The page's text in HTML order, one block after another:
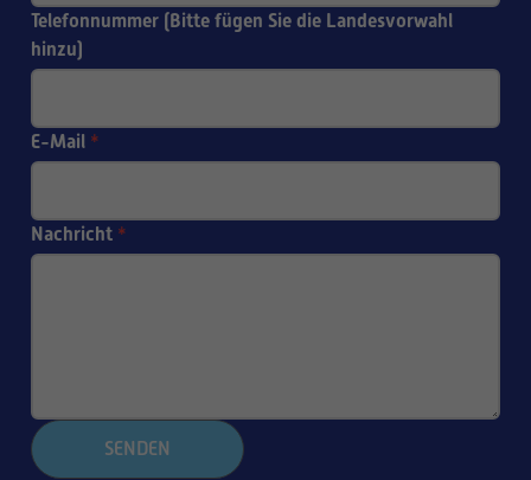
Telefonnummer (Bitte fügen Sie die Landesvorwahl
hinzu)
E-Mail *
Nachricht *
SENDEN